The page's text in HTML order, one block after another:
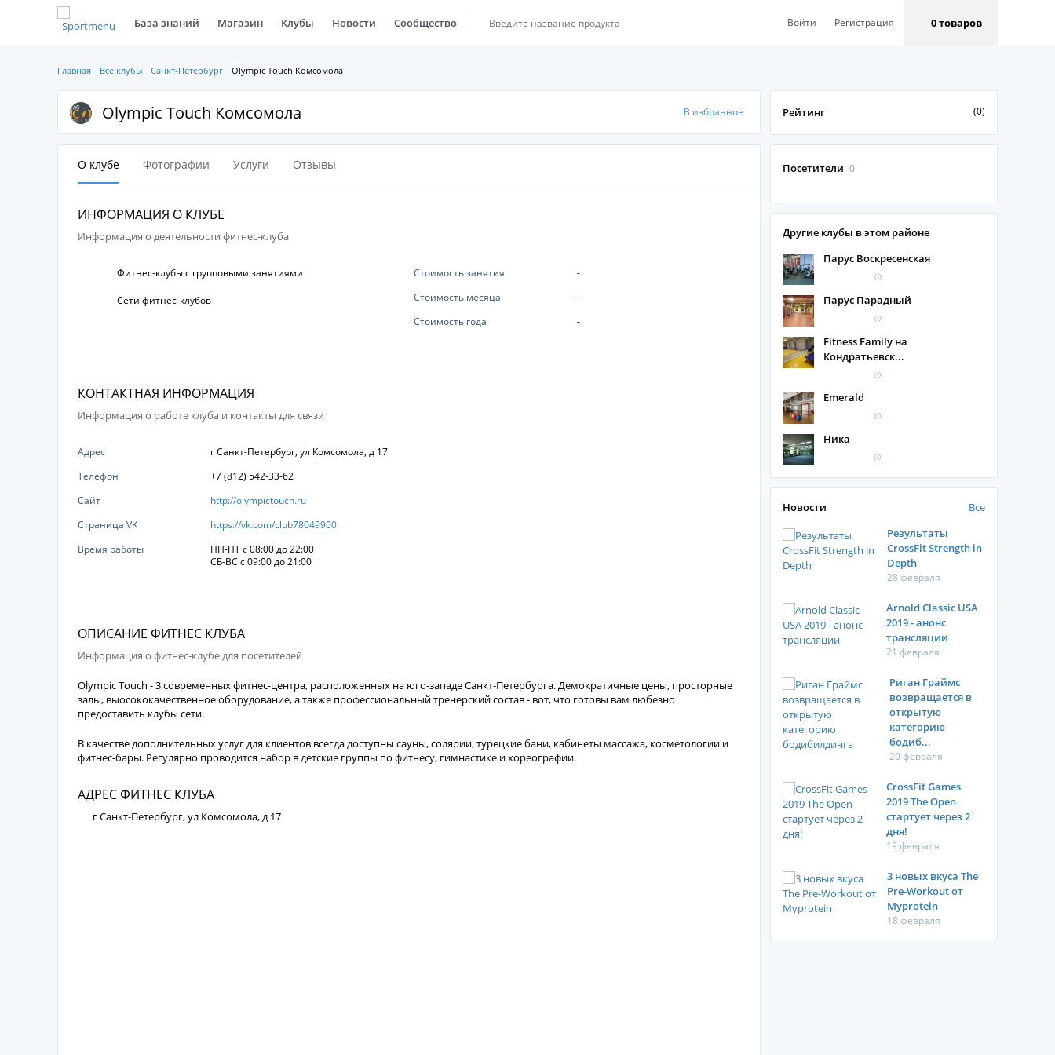
База знаний Магазин Клубы Новости Сообщество Войти Регистрация 0 товаров
Главная Все клубы Санкт-Петербург Olympic Touch Комсомола
Olympic Touch Комсомола В избранное Рейтинг (0)
О клубе Фотографии Услуги Отзывы
ИНФОРМАЦИЯ О КЛУБЕ
Информация о деятельности фитнес-клуба
Фитнес-клубы с групповыми занятиями
Сети фитнес-клубов
Стоимость занятия
-
Стоимость месяца
-
Стоимость года
-
КОНТАКТНАЯ ИНФОРМАЦИЯ
Информация о работе клуба и контакты для связи
Адрес
г Санкт-Петербург, ул Комсомола, д 17
Телефон
+7 (812) 542-33-62
Сайт
http://olympictouch.ru
Страница VK
https://vk.com/club78049900
Время работы
ПН-ПТ с 08:00 до 22:00
СБ-ВС с 09:00 до 21:00
ОПИСАНИЕ ФИТНЕС КЛУБА
Информация о фитнес-клубе для посетителей
Olympic Touch - 3 современных фитнес-центра, расположенных на юго-западе Санкт-Петербурга. Демократичные цены, просторные
залы, выосококачественное оборудование, а также профессиональный тренерский состав - вот, что готовы вам любезно
предоставить клубы сети.
В качестве дополнительных услуг для клиентов всегда доступны сауны, солярии, турецкие бани, кабинеты массажа, косметологии и
фитнес-бары. Регулярно проводится набор в детские группы по фитнесу, гимнастике и хореографии.
АДРЕС ФИТНЕС КЛУБА
г Санкт-Петербург, ул Комсомола, д 17
Посетители 0
Другие клубы в этом районе
Парус Воскресенская
(0)
Парус Парадный
(0)
Fitness Family на
Кондратьевск...
(0)
Emerald
(0)
Ника
(0)
Новости
Все
Результаты
CrossFit Strength in
Depth
28 февраля
Arnold Classic USA
2019 - анонс
трансляции
21 февраля
Риган Граймс
возвращается в
открытую
категорию
бодиб...
20 февраля
CrossFit Games
2019 The Open
стартует через 2
дня!
19 февраля
3 новых вкуса The
Pre-Workout от
Myprotein
18 февраля